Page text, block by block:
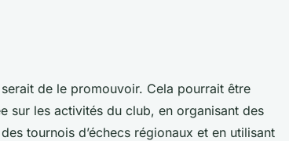
de le promouvoir. Cela pourrait être
sur les activités du club, en organisant des
tournois d’échecs régionaux et en utilisant